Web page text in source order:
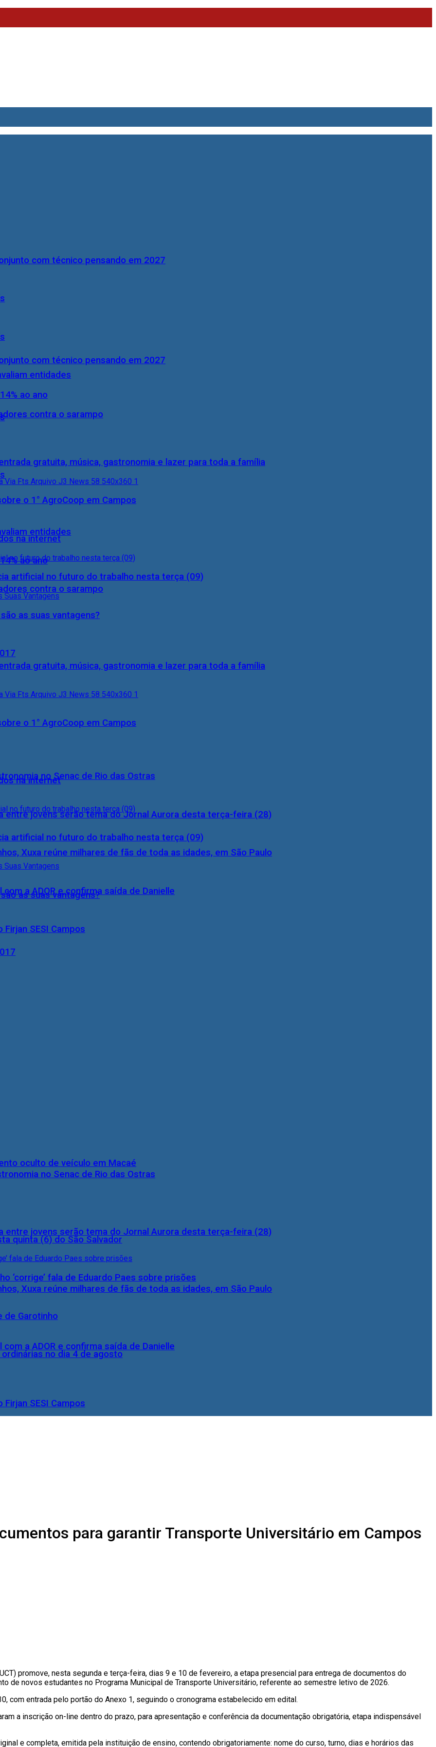
com técnico pensando em 2027
entidades
ao ano
contra o sarampo
gratuita, música, gastronomia e lazer para toda a família
o 1° AgroCoop em Campos
na internet
artificial no futuro do trabalho nesta terça (09)
as suas vantagens?
no Senac de Rio das Ostras
entre jovens serão tema do Jornal Aurora desta terça-feira (28)
Xuxa reúne milhares de fãs de toda as idades, em São Paulo
a ADOR e confirma saída de Danielle
SESI Campos
com técnico pensando em 2027
entidades
ao ano
contra o sarampo
gratuita, música, gastronomia e lazer para toda a família
o 1° AgroCoop em Campos
na internet
artificial no futuro do trabalho nesta terça (09)
as suas vantagens?
no Senac de Rio das Ostras
entre jovens serão tema do Jornal Aurora desta terça-feira (28)
Xuxa reúne milhares de fãs de toda as idades, em São Paulo
a ADOR e confirma saída de Danielle
SESI Campos
oculto de veículo em Macaé
quinta (6) do São Salvador
‘corrige’ fala de Eduardo Paes sobre prisões
de Garotinho
no dia 4 de agosto
para garantir Transporte Universitário em Campos
promove, nesta segunda e terça-feira, dias 9 e 10 de fevereiro, a etapa presencial para entrega de documentos do
de novos estudantes no Programa Municipal de Transporte Universitário, referente ao semestre letivo de 2026.
, com entrada pelo portão do Anexo 1, seguindo o cronograma estabelecido em edital.
a inscrição on-line dentro do prazo, para apresentação e conferência da documentação obrigatória, etapa indispensável
e completa, emitida pela instituição de ensino, contendo obrigatoriamente: nome do curso, turno, dias e horários das